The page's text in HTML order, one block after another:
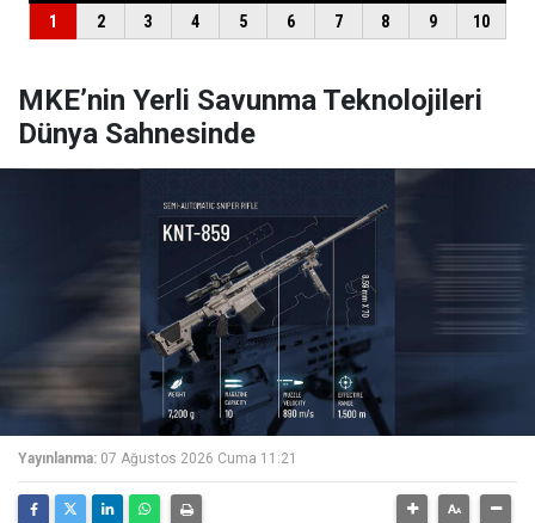
MKE’nin Yerli Savunma Teknolojileri
Dünya Sahnesinde
Yayınlanma: 07 Ağustos 2026 Cuma 11:21